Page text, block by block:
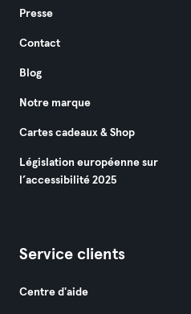
Presse
Contact
Blog
Notre marque
Cartes cadeaux & Shop
Législation européenne sur
l’accessibilité 2025
Service clients
Centre d'aide